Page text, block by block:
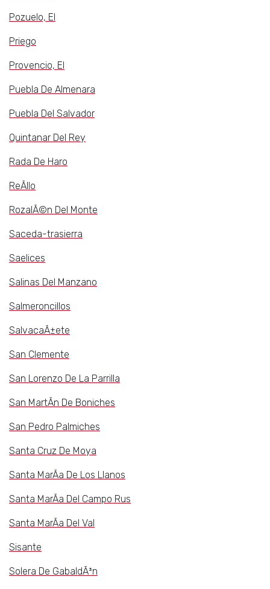
Pozuelo, El
Priego
Provencio, El
Puebla De Almenara
Puebla Del Salvador
Quintanar Del Rey
Rada De Haro
ReÃ­llo
RozalÃ©n Del Monte
Saceda-trasierra
Saelices
Salinas Del Manzano
Salmeroncillos
SalvacaÃ±ete
San Clemente
San Lorenzo De La Parrilla
San MartÃ­n De Boniches
San Pedro Palmiches
Santa Cruz De Moya
Santa MarÃ­a De Los Llanos
Santa MarÃ­a Del Campo Rus
Santa MarÃ­a Del Val
Sisante
Solera De GabaldÃ³n